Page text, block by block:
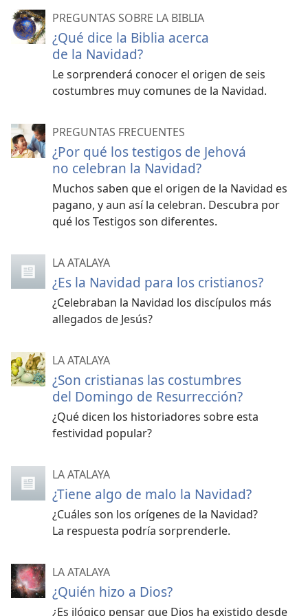
PREGUNTAS SOBRE LA BIBLIA
¿Qué dice la Biblia acerca
de la Navidad?
Le sorprenderá conocer el origen de seis
costumbres muy comunes de la Navidad.
PREGUNTAS FRECUENTES
¿Por qué los testigos de Jehová
no celebran la Navidad?
Muchos saben que el origen de la Navidad es
pagano, y aun así la celebran. Descubra por
qué los Testigos son diferentes.
LA ATALAYA
¿Es la Navidad para los cristianos?
¿Celebraban la Navidad los discípulos más
allegados de Jesús?
LA ATALAYA
¿Son cristianas las costumbres
del Domingo de Resurrección?
¿Qué dicen los historiadores sobre esta
festividad popular?
LA ATALAYA
¿Tiene algo de malo la Navidad?
¿Cuáles son los orígenes de la Navidad?
La respuesta podría sorprenderle.
LA ATALAYA
¿Quién hizo a Dios?
¿Es ilógico pensar que Dios ha existido desde